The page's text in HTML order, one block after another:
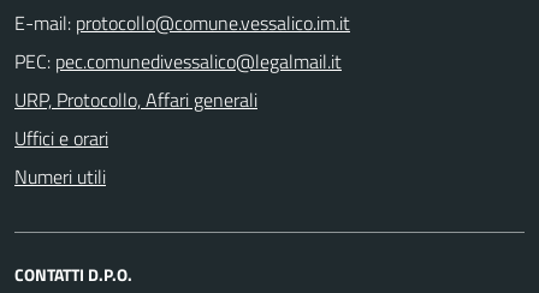
E-mail:
PEC:
URP, Protocollo, Affari generali
Uffici e orari
Numeri utili
CONTATTI D.P.O.